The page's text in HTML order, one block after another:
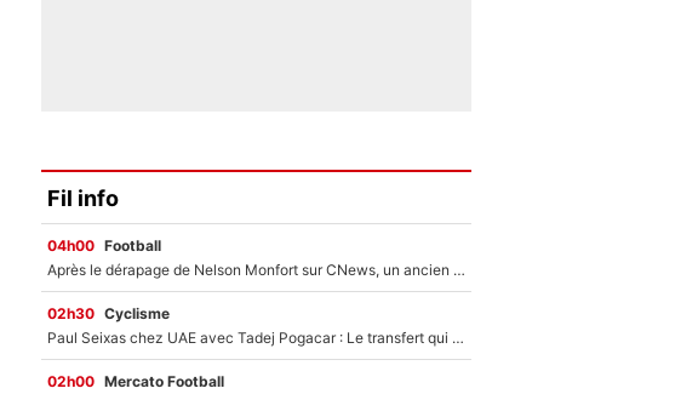
Fil info
04h00 Football
Après le dérapage de Nelson Monfort sur CNews, un ancien journaliste de France Télévisions relance la polémique sur les incendies en Gironde
02h30 Cyclisme
Paul Seixas chez UAE avec Tadej Pogacar : Le transfert qui effraie le peloton, «c’est la pire des choses qui puisse arriver»
02h00 Mercato Football